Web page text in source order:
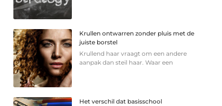
Krullen ontwarren zonder pluis met de
juiste borstel
Krullend haar vraagt om een andere
aanpak dan steil haar. Waar een
Het verschil dat basisschool